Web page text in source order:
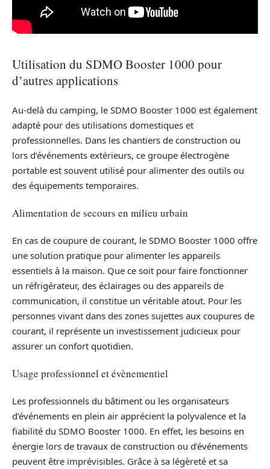
Utilisation du SDMO Booster 1000 pour
d’autres applications
Au-delà du camping, le SDMO Booster 1000 est également
adapté pour des utilisations domestiques et
professionnelles. Dans les chantiers de construction ou
lors d’événements extérieurs, ce groupe électrogène
portable est souvent utilisé pour alimenter des outils ou
des équipements temporaires.
Alimentation de secours en milieu urbain
En cas de coupure de courant, le SDMO Booster 1000 offre
une solution pratique pour alimenter les appareils
essentiels à la maison. Que ce soit pour faire fonctionner
un réfrigérateur, des éclairages ou des appareils de
communication, il constitue un véritable atout. Pour les
personnes vivant dans des zones sujettes aux coupures de
courant, il représente un investissement judicieux pour
assurer un confort quotidien.
Usage professionnel et évènementiel
Les professionnels du bâtiment ou les organisateurs
d’événements en plein air apprécient la polyvalence et la
fiabilité du SDMO Booster 1000. En effet, les besoins en
énergie lors de travaux de construction ou d’événements
peuvent être imprévisibles. Grâce à sa légèreté et sa